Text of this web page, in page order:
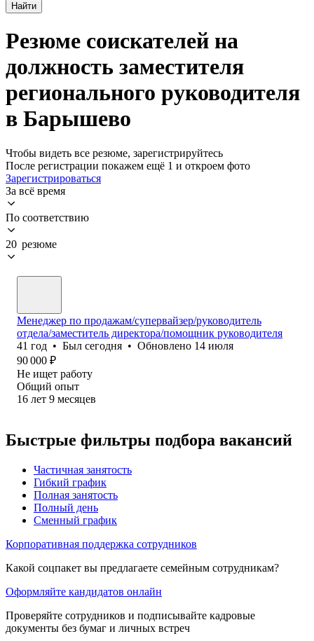
Найти
Резюме соискателей на
должность заместителя
регионального руководителя
в Барышево
Чтобы видеть все резюме, зарегистрируйтесь
После регистрации покажем ещё 1 и откроем фото
Зарегистрироваться
За всё время
По соответствию
20 резюме
Менеджер по продажам/супервайзер/руководитель
отдела/заместитель директора/помощник руководителя
41 год • Был сегодня • Обновлено 14 июля
90 000 ₽
Не ищет работу
Общий опыт
16 лет 9 месяцев
Быстрые фильтры подбора вакансий
Частичная занятость
Гибкий график
Полная занятость
Полный день
Сменный график
Корпоративная поддержка сотрудников
Какой соцпакет вы предлагаете семейным сотрудникам?
Оформляйте кандидатов онлайн
Проверяйте сотрудников и подписывайте кадровые
документы без бумаг и личных встреч